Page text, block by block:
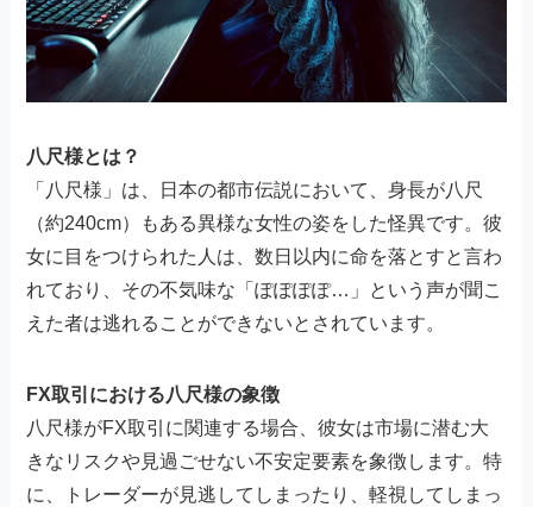
八尺様とは？
「八尺様」は、日本の都市伝説において、身長が八尺
（約240cm）もある異様な女性の姿をした怪異です。彼
女に目をつけられた人は、数日以内に命を落とすと言わ
れており、その不気味な「ぽぽぽぽ…」という声が聞こ
えた者は逃れることができないとされています。
FX取引における八尺様の象徴
八尺様がFX取引に関連する場合、彼女は市場に潜む大
きなリスクや見過ごせない不安定要素を象徴します。特
に、トレーダーが見逃してしまったり、軽視してしまっ